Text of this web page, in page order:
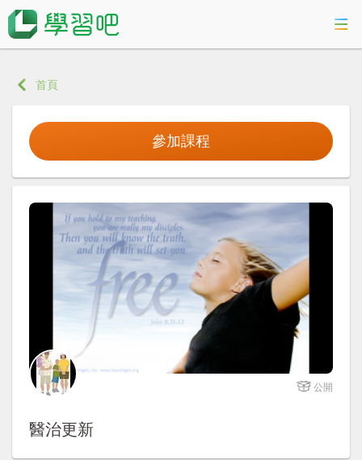
活動專區
科技素養教育
登入
註冊加入
首頁
參加課程
公開
醫治更新